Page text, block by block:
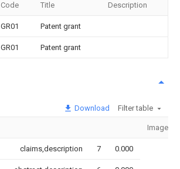
Code Title Description
GR01 Patent grant
GR01 Patent grant
Download Filter table
Image
claims,description 7 0.000